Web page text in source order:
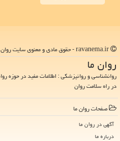
روان ما
روانشناسی و روانپزشکی : اطلاعات مفید در حوزه
در راه سلامت روان
صفحات روان ما
آگهی در روان ما
درباره ما